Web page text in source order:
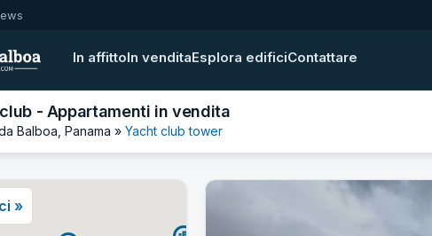
In affittoIn venditaEsplora edificiContattare
- Appartamenti in vendita
Balboa, Panama » Yacht club tower
»